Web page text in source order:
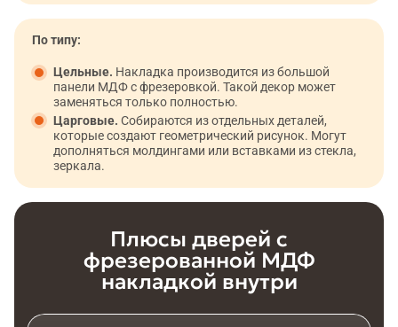
По типу:
Цельные. Накладка производится из большой
панели МДФ с фрезеровкой. Такой декор может
заменяться только полностью.
Царговые. Собираются из отдельных деталей,
которые создают геометрический рисунок. Могут
дополняться молдингами или вставками из стекла,
зеркала.
Плюсы дверей с
фрезерованной МДФ
накладкой внутри